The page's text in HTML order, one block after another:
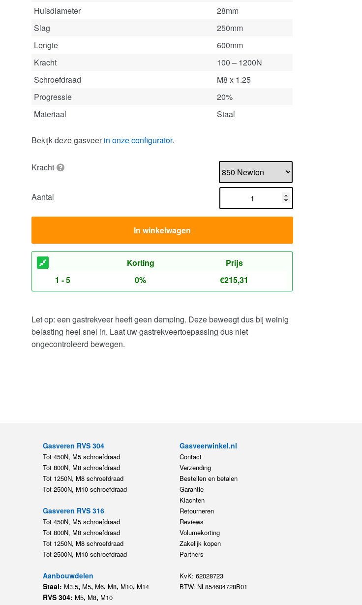
Huisdiameter
28mm
Slag
250mm
Lengte
600mm
Kracht
100 – 1200N
Schroefdraad
M8 x 1.25
Progressie
20%
Materiaal
Staal
Bekijk deze gasveer in onze configurator.
Kracht
Aantal
In winkelwagen
Korting
Prijs
1 - 5
0% €215,31
Let op: een gastrekveer heeft geen demping. Deze beweegt dus bij weinig
belasting heel snel in. Laat uw gastrekveertoepassing dus niet
ongecontroleerd bewegen.
Gasveren RVS 304
Tot 450N, M5 schroefdraad
Tot 800N, M8 schroefdraad
Tot 1250N, M8 schroefdraad
Tot 2500N, M10 schroefdraad
Gasveren RVS 316
Tot 450N, M5 schroefdraad
Tot 800N, M8 schroefdraad
Tot 1250N, M8 schroefdraad
Tot 2500N, M10 schroefdraad
Aanbouwdelen
Staal: M3.5, M5, M6, M8, M10, M14
RVS 304: M5, M8, M10
Gasveerwinkel.nl
Contact
Verzending
Bestellen en betalen
Garantie
Klachten
Retourneren
Reviews
Volumekorting
Zakelijk kopen
Partners
KvK: 62028723
BTW: NL854604728B01